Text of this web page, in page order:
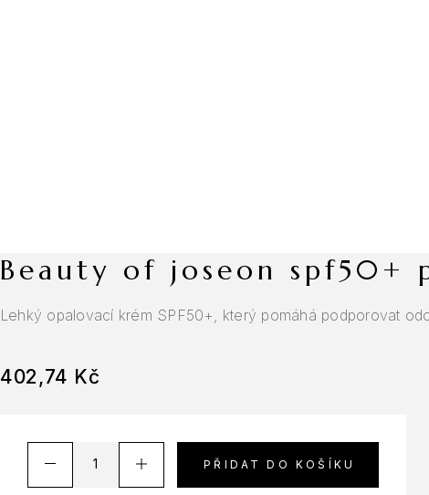
beauty of joseon
Lehký opalovací krém SPF50+, který pomáhá podporovat
402,74 Kč
PŘIDAT DO KOŠÍKU